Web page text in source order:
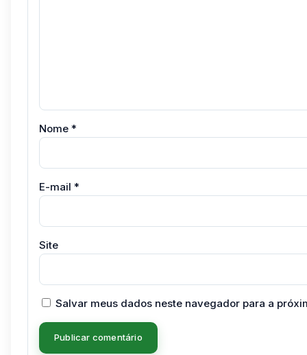
Nome *
E-mail *
Site
Salvar meus dados neste navegador para a